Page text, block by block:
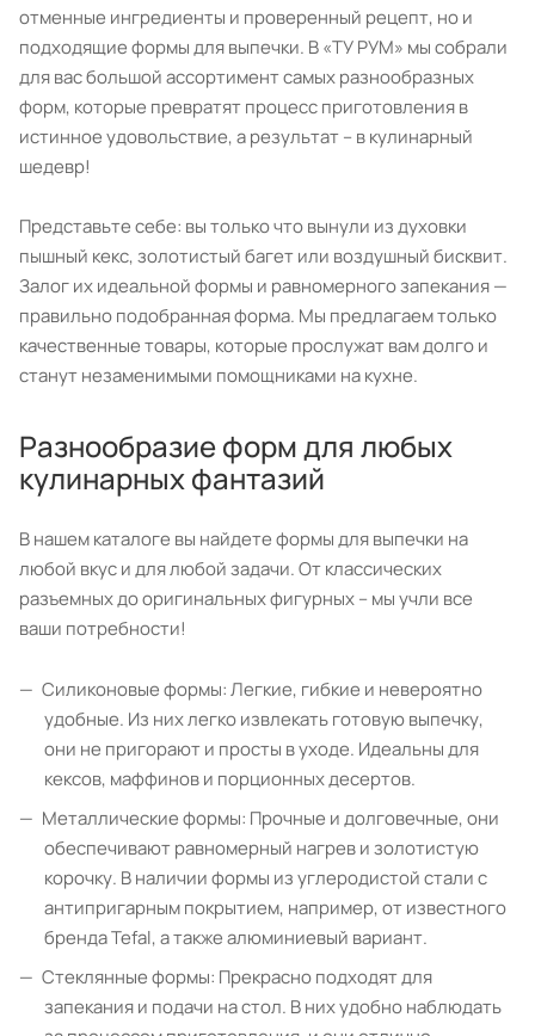
отменные ингредиенты и проверенный рецепт, но и
подходящие формы для выпечки. В «ТУ РУМ» мы собрали
для вас большой ассортимент самых разнообразных
форм, которые превратят процесс приготовления в
истинное удовольствие, а результат – в кулинарный
шедевр!
Представьте себе: вы только что вынули из духовки
пышный кекс, золотистый багет или воздушный бисквит.
Залог их идеальной формы и равномерного запекания —
правильно подобранная форма. Мы предлагаем только
качественные товары, которые прослужат вам долго и
станут незаменимыми помощниками на кухне.
Разнообразие форм для любых
кулинарных фантазий
В нашем каталоге вы найдете формы для выпечки на
любой вкус и для любой задачи. От классических
разъемных до оригинальных фигурных – мы учли все
ваши потребности!
Силиконовые формы: Легкие, гибкие и невероятно
удобные. Из них легко извлекать готовую выпечку,
они не пригорают и просты в уходе. Идеальны для
кексов, маффинов и порционных десертов.
Металлические формы: Прочные и долговечные, они
обеспечивают равномерный нагрев и золотистую
корочку. В наличии формы из углеродистой стали с
антипригарным покрытием, например, от известного
бренда Tefal, а также алюминиевый вариант.
Стеклянные формы: Прекрасно подходят для
запекания и подачи на стол. В них удобно наблюдать